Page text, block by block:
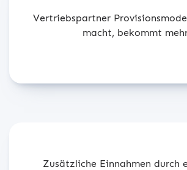
Vertriebspartner
macht, bekommt
Zusätzliche Einnahmen durch